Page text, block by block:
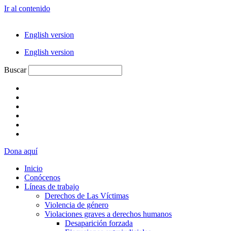
Ir al contenido
English version
English version
Buscar
Dona aquí
Inicio
Conócenos
Líneas de trabajo
Derechos de Las Víctimas
Violencia de género
Violaciones graves a derechos humanos
Desaparición forzada​